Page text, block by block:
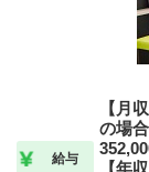
給与
【月
の場
【年